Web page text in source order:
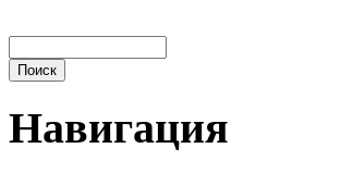
Навигация